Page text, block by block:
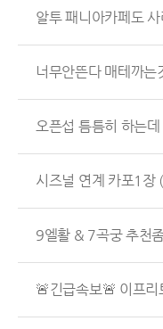
알투 패니아카페도
너무안뜬다 매테까
오픈섭 틈틈히 하는
시즈널 연계 카포1장
9엘활 & 7곡궁 추천
🚨긴급속보🚨 이프리